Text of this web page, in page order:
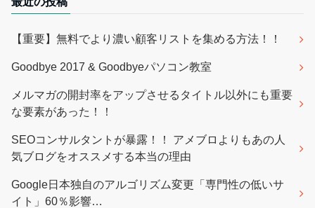
【重要】無料でより濃い顧客リストを集める方法！！
Goodbye 2017 & Goodbyeパソコン教室
メルマガの開封率をアップさせるタイトル以外にも重要
な要素があった！！
SEOコンサルタントが暴露！！ アメブロよりもあの人
気ブログをオススメする本当の理由
Google日本独自のアルゴリズム変更「専門性の低いサ
イト」60％影響…